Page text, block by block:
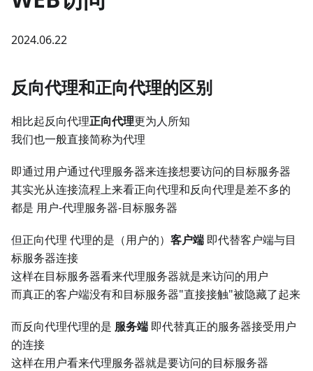
2024.06.22
反向代理和正向代理的区别
相比起反向代理正向代理更为人所知
我们也一般直接简称为代理
即通过用户通过代理服务器来连接想要访问的目标服务器
其实光从连接流程上来看正向代理和反向代理是差不多的
都是 用户-代理服务器-目标服务器
但正向代理 代理的是（用户的） 客户端 即代替客户端与目
标服务器连接
这样在目标服务器看来代理服务器就是来访问的用户
而真正的客户端没有和目标服务器"直接接触"被隐藏了起来
而反向代理代理的是 服务端 即代替真正的服务器接受用户
的连接
这样在用户看来代理服务器就是要访问的目标服务器